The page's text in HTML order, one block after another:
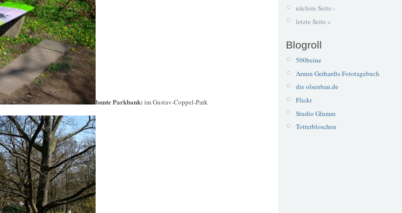
bunte Parkbank: im Gustav-Coppel-Park
nächste Seite ›
letzte Seite »
Blogroll
500beine
Armin Gerhardts Fototagebuch
die olsenban.de
Flickr
Studio Glumm
Totterbloschen